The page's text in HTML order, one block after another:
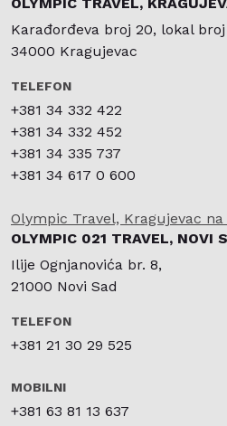
OLYMPIC TRAVEL,
Karađorđeva broj 20, lokal broj
34000 Kragujevac
TELEFON
+381 34 332 422
+381 34 332 452
+381 34 335 737
+381 34 617 0 600
Olympic Travel, Kragujevac na
OLYMPIC 021 TRAVEL, NOVI
Ilije Ognjanovića br. 8,
21000 Novi Sad
TELEFON
+381 21 30 29 525
MOBILNI
+381 63 81 13 637